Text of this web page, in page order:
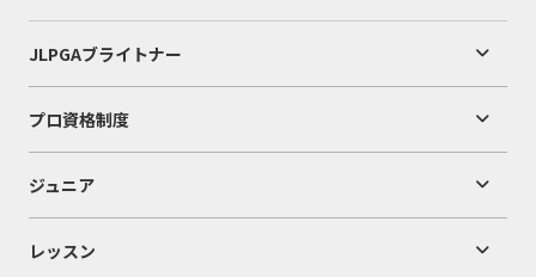
JLPGAブライトナー
プロ資格制度
ジュニア
レッスン